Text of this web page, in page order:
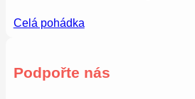
Celá pohádka
Podpořte nás